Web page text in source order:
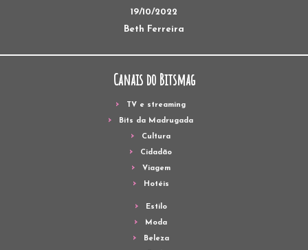
19/10/2022
Beth Ferreira
Canais do Bitsmag
TV e streaming
Bits da Madrugada
Cultura
Cidadão
Viagem
Hotéis
Estilo
Moda
Beleza